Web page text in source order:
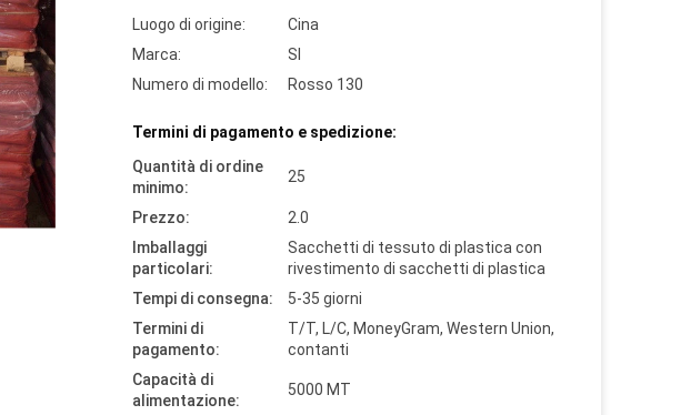
Luogo di origine:
Cina
Marca:
SI
Numero di modello:
Rosso 130
Termini di pagamento e spedizione:
Quantità di ordine
minimo:
25
Prezzo:
2.0
Imballaggi
particolari:
Sacchetti di tessuto di plastica con
rivestimento di sacchetti di plastica
Tempi di consegna:
5-35 giorni
Termini di
pagamento:
T/T, L/C, MoneyGram, Western Union,
contanti
Capacità di
alimentazione:
5000 MT